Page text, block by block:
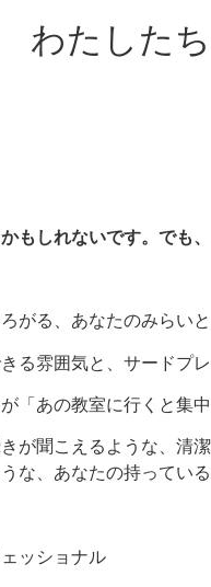
わたした
もしれないです。でも
がる、あなたのみらい
る雰囲気と、サードプ
「あの教室に行くと集
が聞こえるような、清
な、あなたの持ってい
ッショナル